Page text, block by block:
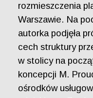
rozmieszczenia
Warszawie. Na
autorka podjęła
cech struktury
w stolicy na
koncepcji M.
ośrodków